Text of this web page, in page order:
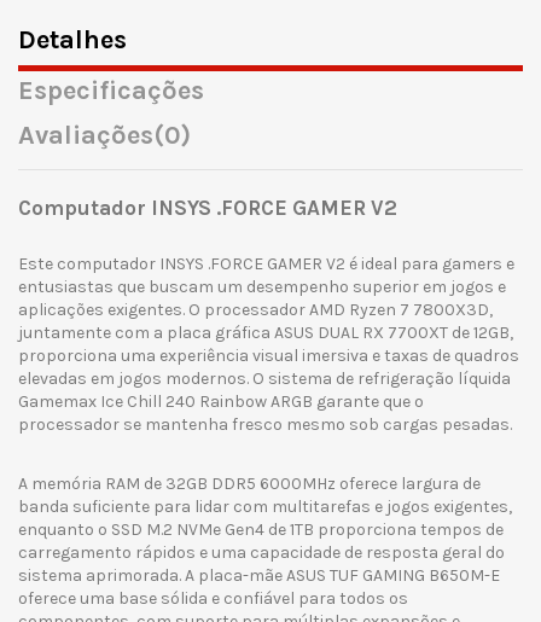
Detalhes
Especificações
Avaliações(0)
Computador INSYS .FORCE GAMER V2
Este computador INSYS .FORCE GAMER V2 é ideal para gamers e
entusiastas que buscam um desempenho superior em jogos e
aplicações exigentes. O processador AMD Ryzen 7 7800X3D,
juntamente com a placa gráfica ASUS DUAL RX 7700XT de 12GB,
proporciona uma experiência visual imersiva e taxas de quadros
elevadas em jogos modernos. O sistema de refrigeração líquida
Gamemax Ice Chill 240 Rainbow ARGB garante que o
processador se mantenha fresco mesmo sob cargas pesadas.
A memória RAM de 32GB DDR5 6000MHz oferece largura de
banda suficiente para lidar com multitarefas e jogos exigentes,
enquanto o SSD M.2 NVMe Gen4 de 1TB proporciona tempos de
carregamento rápidos e uma capacidade de resposta geral do
sistema aprimorada. A placa-mãe ASUS TUF GAMING B650M-E
oferece uma base sólida e confiável para todos os